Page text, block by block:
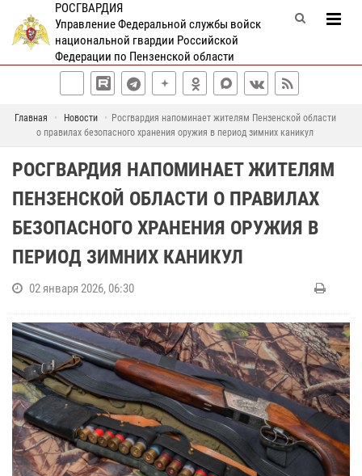
РОСГВАРДИЯ
Управление Федеральной службы войск
национальной гвардии Российской
Федерации по Пензенской области
Главная Новости
Росгвардия напоминает жителям Пензенской области
о правилах безопасного хранения оружия в период зимних каникул
РОСГВАРДИЯ НАПОМИНАЕТ ЖИТЕЛЯМ
ПЕНЗЕНСКОЙ ОБЛАСТИ О ПРАВИЛАХ
БЕЗОПАСНОГО ХРАНЕНИЯ ОРУЖИЯ В
ПЕРИОД ЗИМНИХ КАНИКУЛ
02 января 2026, 06:30